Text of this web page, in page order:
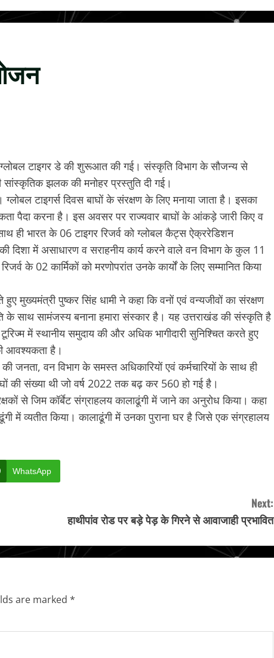
टाइगर डे की शुरूआत की गई। संस्कृति विभाग के सौजन्य से
सांस्कृतिक झलक की मनोहर प्रस्तुति दी गई।
टाइगर्स दिवस बाघों के संरक्षण के लिए मनाया जाता है। इसका
पैदा करना है। इस अवसर पर राज्यवार बाघों के आंकड़े जारी किए व
ही भारत के 06 टाइगर रिजर्व को ग्लोबल कैट्स ऐक्ररेडिशन
दिशा में असाधारण व सराहनीय कार्य करने वाले वन विभाग के कुल 11
के 02 कार्मिकों को मरणोपरांत उनके कार्यों के लिए सम्मानित किया
मुख्यमंत्री पुष्कर सिंह धामी ने कहा कि वनों एवं वन्यजीवों का संरक्षण
साथ सामंजस्य बनाना हमारा संस्कार है। यह उत्तराखंड की संस्कृति है
में स्थानीय समुदाय की और अधिक भागीदारी सुनिश्चित करते हुए
आवश्यकता है।
जनता, वन विभाग के समस्त अधिकारियों एवं कर्मचारियों के साथ ही
की संख्या थी जो वर्ष 2022 तक बढ़ कर 560 हो गई है।
से जिम कॉर्बेट संग्राहलय कालाढूंगी में जाने का अनुरोध किया। कहा
में व्यतीत किया। कालाढूंगी में उनका पुराना घर है जिसे एक संग्रहालय
WhatsApp
Next:
हाथीपांव रोड पर बड़े पेड़ के गिरने से आवाजाही प्रभावित
are marked *